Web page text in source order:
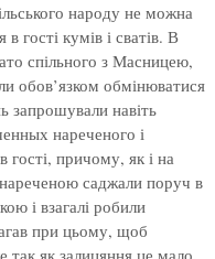
народу не можна
гості кумів і сватів. В
спільного з Масницею,
обов’язком обмінюватися
запрошували навіть
нареченого і
гості, причому, як і на
саджали поруч в
і взагалі робили
при цьому, щоб